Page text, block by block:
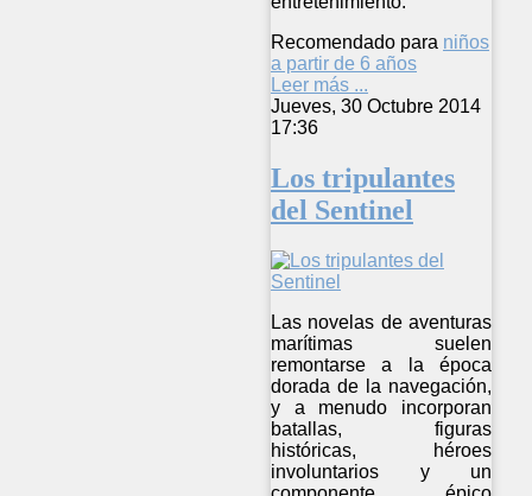
Recomendado para niños
a partir de 6 años
Leer más ...
Jueves, 30 Octubre 2014
17:36
Los tripulantes
del Sentinel
Las novelas de aventuras
marítimas suelen
remontarse a la época
dorada de la navegación,
y a menudo incorporan
batallas, figuras
históricas, héroes
involuntarios y un